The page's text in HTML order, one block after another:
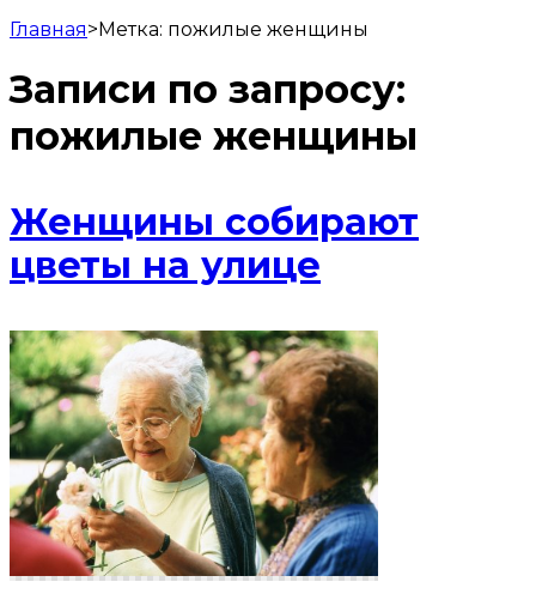
Главная>Метка: пожилые женщины
Записи по запросу:
пожилые женщины
Женщины собирают
цветы на улице